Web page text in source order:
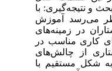
و نتیجه‌گیری: با
می‌رسد آموزش
در زمینه‌های
کاری مناسب در
از چالش‌های
مستقیم با